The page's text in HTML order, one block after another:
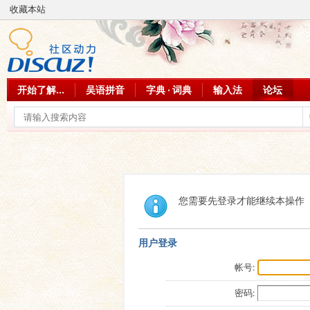
收藏本站
开始了解... 吴语拼音 字典 · 词典 输入法 论坛
您需要先登录才能继续本操作
用户登录
帐号:
密码: